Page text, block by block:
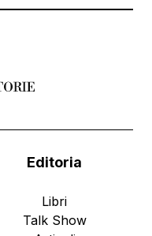
Editoria
Libri
Talk Show